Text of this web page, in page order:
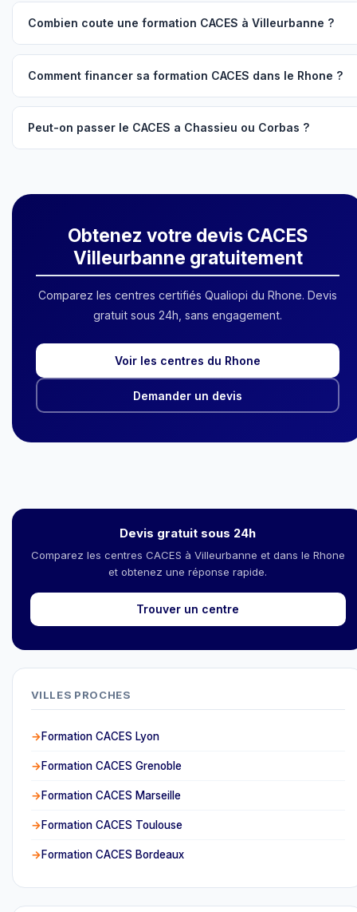
Combien coute une formation CACES à Villeurbanne ?
Comment financer sa formation CACES dans le Rhone ?
Peut-on passer le CACES a Chassieu ou Corbas ?
Obtenez votre devis CACES
Villeurbanne gratuitement
Comparez les centres certifiés Qualiopi du Rhone. Devis
gratuit sous 24h, sans engagement.
Voir les centres du Rhone
Demander un devis
Devis gratuit sous 24h
Comparez les centres CACES à Villeurbanne et dans le Rhone
et obtenez une réponse rapide.
Trouver un centre
VILLES PROCHES
Formation CACES Lyon
Formation CACES Grenoble
Formation CACES Marseille
Formation CACES Toulouse
Formation CACES Bordeaux